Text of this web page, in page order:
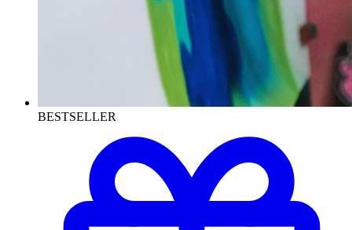
BESTSELLER